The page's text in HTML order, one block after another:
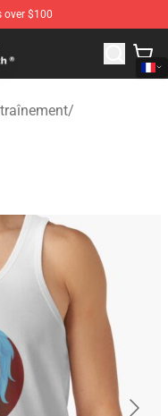
over $100
Merchandise Shop
/